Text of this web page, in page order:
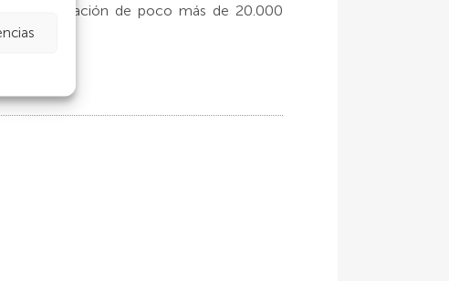
una población de poco más de 20.000